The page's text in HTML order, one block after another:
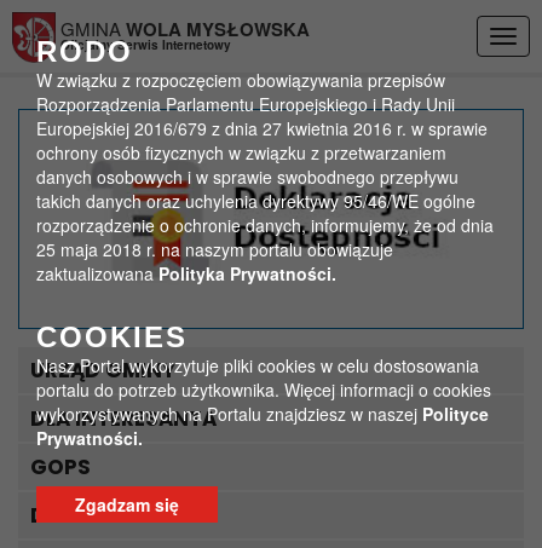
RODO
W związku z rozpoczęciem obowiązywania przepisów
Rozporządzenia Parlamentu Europejskiego i Rady Unii
Europejskiej 2016/679 z dnia 27 kwietnia 2016 r. w sprawie
ochrony osób fizycznych w związku z przetwarzaniem
danych osobowych i w sprawie swobodnego przepływu
takich danych oraz uchylenia dyrektywy 95/46/WE ogólne
rozporządzenie o ochronie danych, informujemy, że od dnia
25 maja 2018 r. na naszym portalu obowiązuje
zaktualizowanaPolityka Prywatności.
COOKIES
Nasz Portal wykorzytuje pliki cookies w celu dostosowania
portalu do potrzeb użytkownika. Więcej informacji o cookies
wykorzystywanych na Portalu znajdziesz w naszej Polityce
Prywatności.
Zgadzam się
GMINA WOLA MYSŁOWSKA
Oficjalny Serwis Internetowy
Kiermasz Świąteczny w
Wandowie 2014 – relacja
Strona główna > ogólne zdjęcia >
Kiermasz Świąteczny w Wandowie 2014 – relacja
URZĄD GMINY
DLA INTERESANTA
GOPS
DLA TURYSTY